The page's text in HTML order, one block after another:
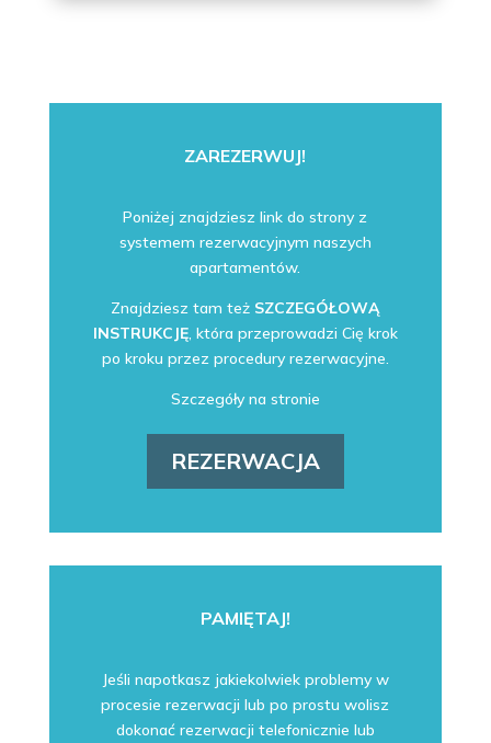
ZAREZERWUJ!
Poniżej znajdziesz link do strony z
systemem rezerwacyjnym naszych
apartamentów.
Znajdziesz tam też SZCZEGÓŁOWĄ
INSTRUKCJĘ, która przeprowadzi Cię krok
po kroku przez procedury rezerwacyjne.
Szczegóły na stronie
REZERWACJA
PAMIĘTAJ!
Jeśli napotkasz jakiekolwiek problemy w
procesie rezerwacji lub po prostu wolisz
dokonać rezerwacji telefonicznie lub